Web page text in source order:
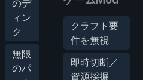
のデ
ィン
ク
無限
のパ
クラフト要
件を無視
即時切断／
資源採掘